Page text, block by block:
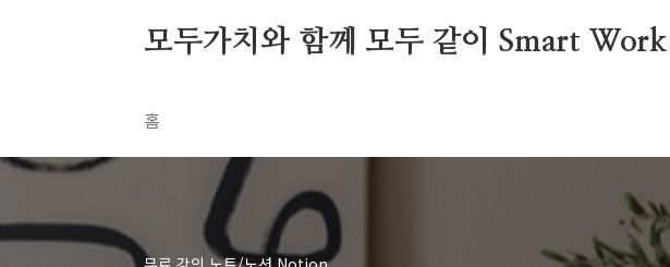
모두가치와 함께 모두 같이 Smart Work
홈